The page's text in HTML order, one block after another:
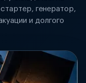
генератор,
и долгого